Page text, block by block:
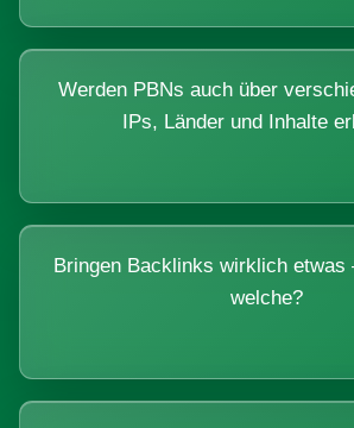
Werden PBNs auch über
IPs, Länder und Inhalte
Bringen Backlinks wirklich etwas
welche?